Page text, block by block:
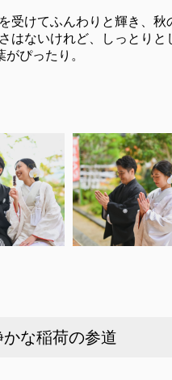
受けてふんわりと輝き、秋
はないけれど、しっとりと
がぴったり。
な稲荷の参道